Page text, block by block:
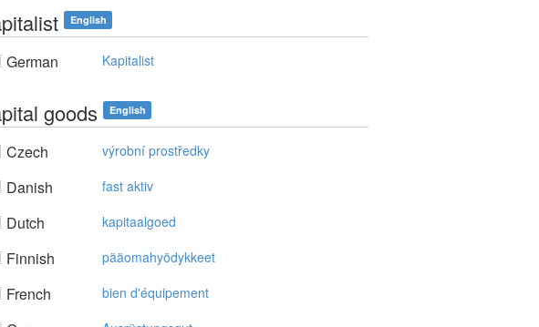
English
German Kapitalist
goods English
Czech výrobní prostředky
Danish fast aktiv
Dutch kapitaalgoed
Finnish pääomahyödykkeet
French bien d'équipement